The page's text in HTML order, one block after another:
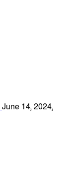
June 14, 2024,